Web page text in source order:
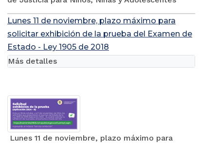
Lunes 11 de noviembre, plazo máximo para
solicitar exhibición de la prueba del Examen de
Estado - Ley 1905 de 2018
Lunes 11 de noviembre, plazo máximo para
Más detalles